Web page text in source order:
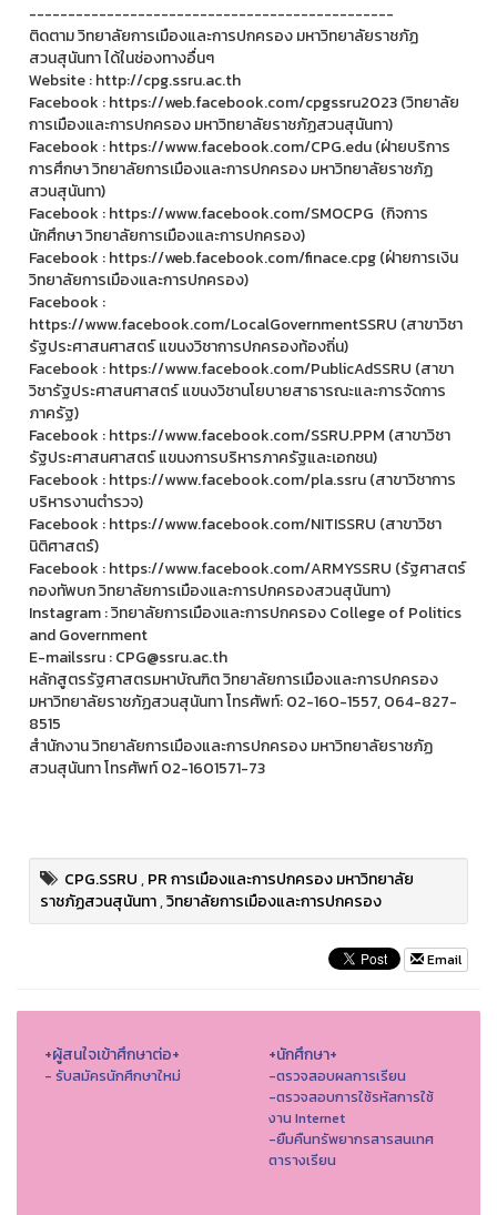
-----------------------------------------------
ติดตาม วิทยาลัยการเมืองและการปกครอง มหาวิทยาลัยราชภัฏ
สวนสุนันทา ได้ในช่องทางอื่นๆ
Website : http://cpg.ssru.ac.th
Facebook : https://web.facebook.com/cpgssru2023 (วิทยาลัย
การเมืองและการปกครอง มหาวิทยาลัยราชภัฏสวนสุนันทา)
Facebook : https://www.facebook.com/CPG.edu (ฝ่ายบริการ
การศึกษา วิทยาลัยการเมืองและการปกครอง มหาวิทยาลัยราชภัฏ
สวนสุนันทา)
Facebook : https://www.facebook.com/SMOCPG (กิจการ
นักศึกษา วิทยาลัยการเมืองและการปกครอง)
Facebook : https://web.facebook.com/finace.cpg (ฝ่ายการเงิน
วิทยาลัยการเมืองและการปกครอง)
Facebook :
https://www.facebook.com/LocalGovernmentSSRU (สาขาวิชา
รัฐประศาสนศาสตร์ แขนงวิชาการปกครองท้องถิ่น)
Facebook : https://www.facebook.com/PublicAdSSRU (สาขา
วิชารัฐประศาสนศาสตร์ แขนงวิชานโยบายสาธารณะและการจัดการ
ภาครัฐ)
Facebook : https://www.facebook.com/SSRU.PPM (สาขาวิชา
รัฐประศาสนศาสตร์ แขนงการบริหารภาครัฐและเอกชน)
Facebook : https://www.facebook.com/pla.ssru (สาขาวิชาการ
บริหารงานตำรวจ)
Facebook : https://www.facebook.com/NITISSRU (สาขาวิชา
นิติศาสตร์)
Facebook : https://www.facebook.com/ARMYSSRU (รัฐศาสตร์
กองทัพบก วิทยาลัยการเมืองและการปกครองสวนสุนันทา)
Instagram : วิทยาลัยการเมืองและการปกครอง College of Politics
and Government
E-mailssru : CPG@ssru.ac.th
หลักสูตรรัฐศาสตรมหาบัณฑิต วิทยาลัยการเมืองและการปกครอง
มหาวิทยาลัยราชภัฏสวนสุนันทา โทรศัพท์: 02-160-1557, 064-827-
8515
สำนักงาน วิทยาลัยการเมืองและการปกครอง มหาวิทยาลัยราชภัฏ
สวนสุนันทา โทรศัพท์ 02-1601571-73
CPG.SSRU,PR การเมืองและการปกครอง มหาวิทยาลัย
ราชภัฏสวนสุนันทา,วิทยาลัยการเมืองและการปกครอง
Email
+ผู้สนใจเข้าศึกษาต่อ+
- รับสมัครนักศึกษาใหม่
+นักศึกษา+
-ตรวจสอบผลการเรียน
-ตรวจสอบการใช้รหัสการใช้
งาน Internet
-ยืมคืนทรัพยากรสารสนเทศ
ตารางเรียน